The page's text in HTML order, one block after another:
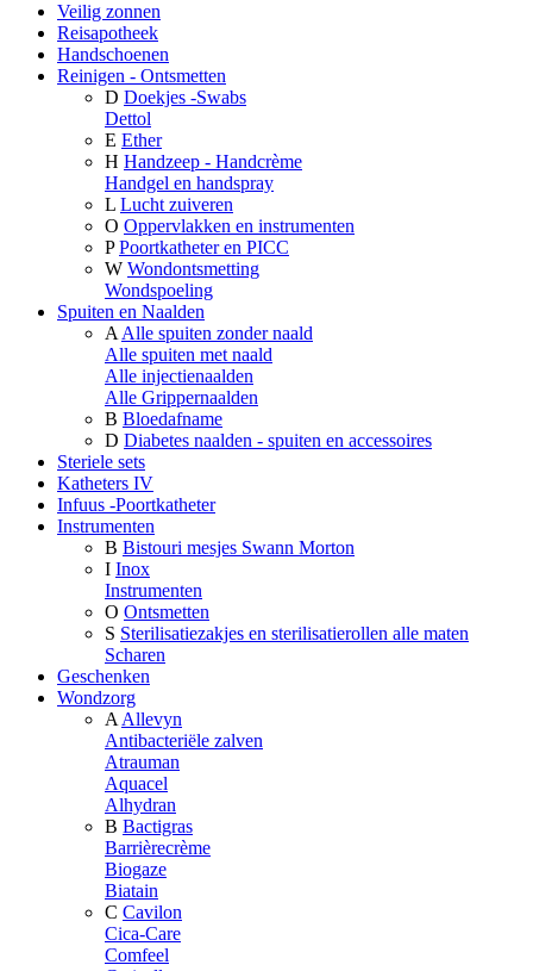
Veilig zonnen
Reisapotheek
Handschoenen
Reinigen - Ontsmetten
D Doekjes -Swabs
Dettol
E Ether
H Handzeep - Handcrème
Handgel en handspray
L Lucht zuiveren
O Oppervlakken en instrumenten
P Poortkatheter en PICC
W Wondontsmetting
Wondspoeling
Spuiten en Naalden
A Alle spuiten zonder naald
Alle spuiten met naald
Alle injectienaalden
Alle Grippernaalden
B Bloedafname
D Diabetes naalden - spuiten en accessoires
Steriele sets
Katheters IV
Infuus -Poortkatheter
Instrumenten
B Bistouri mesjes Swann Morton
I Inox
Instrumenten
O Ontsmetten
S Sterilisatiezakjes en sterilisatierollen alle maten
Scharen
Geschenken
Wondzorg
A Allevyn
Antibacteriële zalven
Atrauman
Aquacel
Alhydran
B Bactigras
Barrièrecrème
Biogaze
Biatain
C Cavilon
Cica-Care
Comfeel